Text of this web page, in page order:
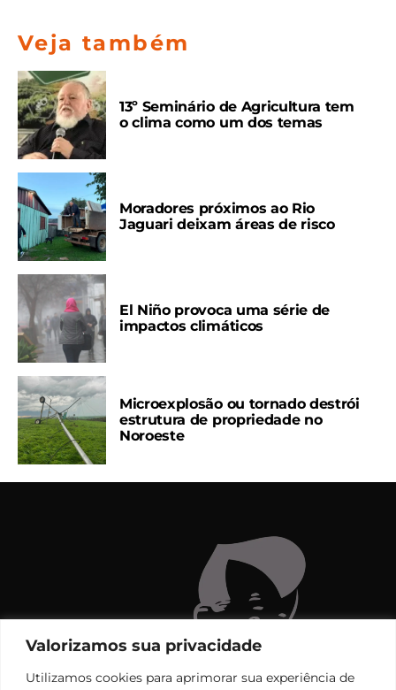
Valorizamos sua privacidade
Utilizamos cookies para aprimorar sua experiência de
Veja também
13º Seminário de Agricultura tem
o clima como um dos temas
Moradores próximos ao Rio
Jaguari deixam áreas de risco
El Niño provoca uma série de
impactos climáticos
Microexplosão ou tornado destrói
estrutura de propriedade no
Noroeste